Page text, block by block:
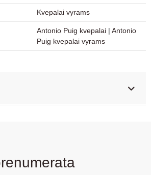
Kvepalai vyrams
Antonio Puig kvepalai | Antonio
Puig kvepalai vyrams